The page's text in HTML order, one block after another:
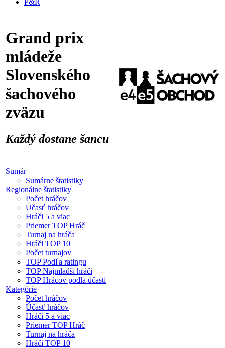
P&R
Grand prix
mládeže
Slovenského
šachového
zväzu
Každý dostane šancu
Sumár
Sumárne štatistiky
Regionálne štatistiky
Počet hráčov
Účasť hráčov
Hráči 5 a viac
Priemer TOP Hráč
Turnaj na hráča
Hráči TOP 10
Počet turnajov
TOP Podľa ratingu
TOP Najmladší hráči
TOP Hrácov podla účasti
Kategórie
Počet hráčov
Účasť hráčov
Hráči 5 a viac
Priemer TOP Hráč
Turnaj na hráča
Hráči TOP 10